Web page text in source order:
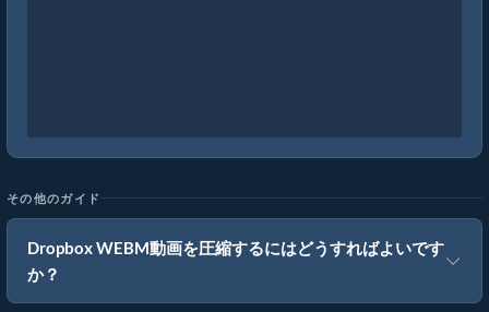
その他のガイド
Dropbox WEBM動画を圧縮するにはどうすればよいです
か？